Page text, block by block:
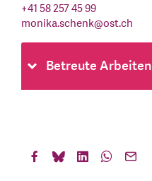
+41 58 257 45 99
monika.schenk@ost.ch
Betreute Arbeiten